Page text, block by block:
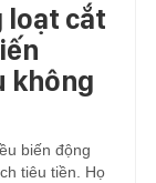
loạt cắt
không
biến động
tiêu tiền. Họ